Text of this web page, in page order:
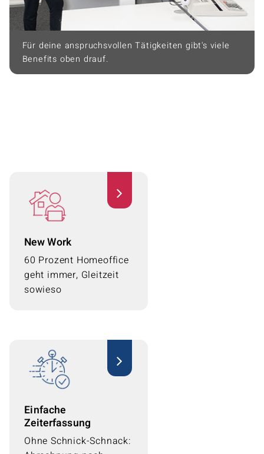
Für deine anspruchsvollen Tätigkeiten gibt's viele
Benefits oben drauf.
New Work
60 Prozent Homeoffice
geht immer, Gleitzeit
sowieso
Die weitere flexible
Gestaltung von
Arbeitszeit und -ort
sprechen wir individuell
Einfache
Zeiterfassung
Ohne Schnick-Schnack:
Einfache
Zeiterfassung
KEINE mühsame
Vollzeiterfassung in
DATEV vornehmen.
Mehr Zeit fürs